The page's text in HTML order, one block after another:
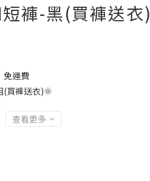
褲-黑(買褲送衣)
免運費
(買褲送衣)🌞
查看更多